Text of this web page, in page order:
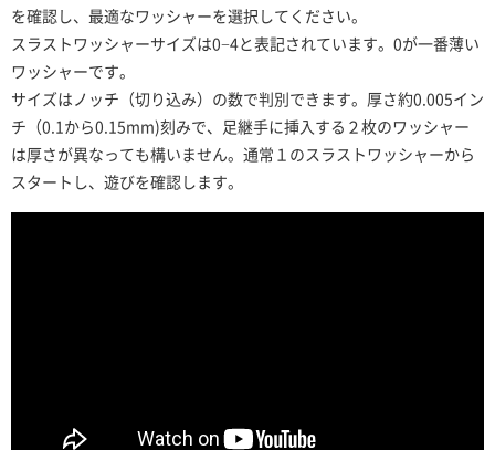
を確認し、最適なワッシャーを選択してください。
スラストワッシャーサイズは0−4と表記されています。0が一番薄い
ワッシャーです。
サイズはノッチ（切り込み）の数で判別できます。厚さ約0.005イン
チ（0.1から0.15mm)刻みで、足継手に挿入する２枚のワッシャー
は厚さが異なっても構いません。通常１のスラストワッシャーから
スタートし、遊びを確認します。